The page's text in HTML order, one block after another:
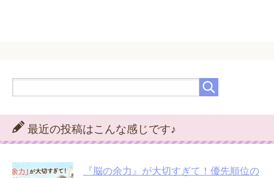
最近の投稿はこんな感じです♪
『脳の余力』が大切すぎて！優先順位の